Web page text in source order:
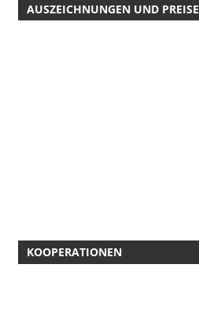
AUSZEICHNUNGEN UND PREISE
KOOPERATIONEN